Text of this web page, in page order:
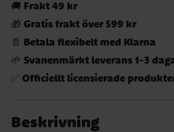
🚚 Frakt 49 kr
🎁 Gratis frakt över 599 kr
📄 Betala flexibelt med Klarna
🌱 Svanenmärkt leverans 1-3
✅ Officiellt licensierade
Beskrivning